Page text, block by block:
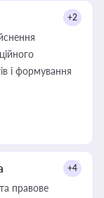
+2
і формування
+4
правове